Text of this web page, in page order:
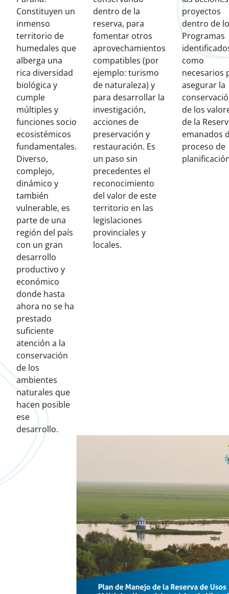
Constituyen un
inmenso
territorio de
humedales que
alberga una
rica diversidad
biológica y
cumple
múltiples y
funciones socio
ecosistémicos
fundamentales.
Diverso,
complejo,
dinámico y
también
vulnerable, es
parte de una
región del país
con un gran
desarrollo
productivo y
económico
donde hasta
ahora no se ha
prestado
suficiente
atención a la
conservación
de los
ambientes
naturales que
hacen posible
ese
desarrollo.
dentro de la
reserva, para
fomentar otros
aprovechamientos
compatibles (por
ejemplo: turismo
de naturaleza) y
para desarrollar la
investigación,
acciones de
preservación y
restauración. Es
un paso sin
precedentes el
reconocimiento
del valor de este
territorio en las
legislaciones
provinciales y
locales.
proyectos
dentro de
Programas
como
necesarios
asegurar la
de los
de la
emanados
proceso de
Descargas